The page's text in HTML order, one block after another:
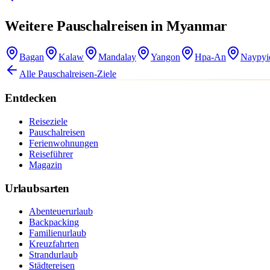
Weitere Pauschalreisen in Myanmar
Bagan Kalaw Mandalay Yangon Hpa-An
Alle Pauschalreisen-Ziele
Entdecken
Reiseziele
Pauschalreisen
Ferienwohnungen
Reiseführer
Magazin
Urlaubsarten
Abenteuerurlaub
Backpacking
Familienurlaub
Kreuzfahrten
Strandurlaub
Städtereisen